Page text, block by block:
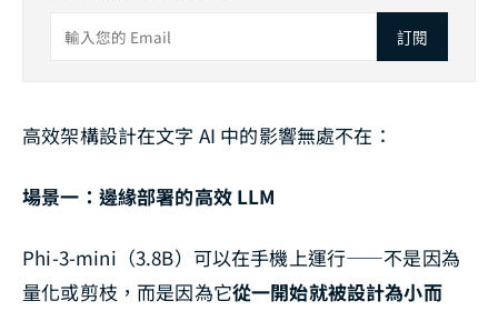
訂閱
高效架構設計在文字 AI 中的影響無處不在：
場景一：邊緣部署的高效 LLM
Phi-3-mini（3.8B）可以在手機上運行——不是因為
量化或剪枝，而是因為它從一開始就被設計為小而